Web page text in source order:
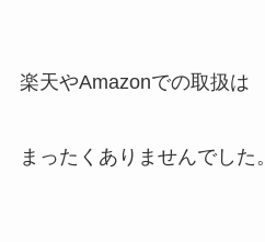
楽天やAmazonでの取扱は
まったくありませんでした。